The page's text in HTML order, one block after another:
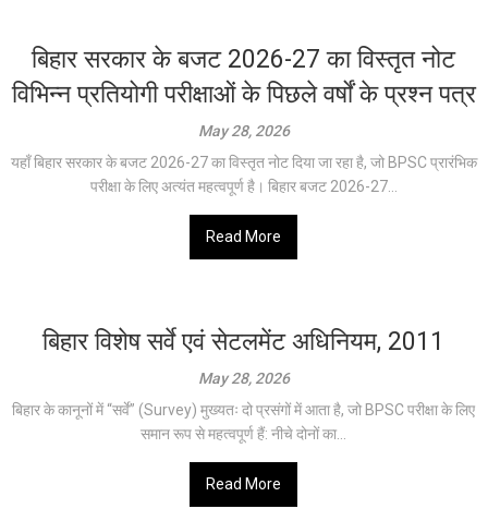
बिहार सरकार के बजट 2026-27 का विस्तृत नोट
विभिन्न प्रतियोगी परीक्षाओं के पिछले वर्षों के प्रश्न पत्र
May 28, 2026
यहाँ बिहार सरकार के बजट 2026-27 का विस्तृत नोट दिया जा रहा है, जो BPSC प्रारंभिक
परीक्षा के लिए अत्यंत महत्वपूर्ण है। बिहार बजट 2026-27...
Read More
बिहार विशेष सर्वे एवं सेटलमेंट अधिनियम, 2011
May 28, 2026
बिहार के कानूनों में “सर्वे” (Survey) मुख्यतः दो प्रसंगों में आता है, जो BPSC परीक्षा के लिए
समान रूप से महत्वपूर्ण हैं: नीचे दोनों का...
Read More